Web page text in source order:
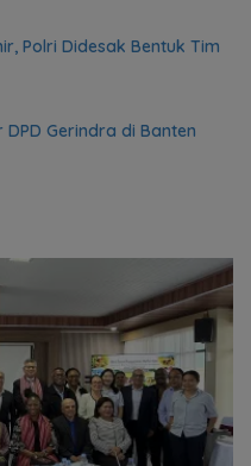
Polri Didesak Bentuk Tim
Gerindra di Banten